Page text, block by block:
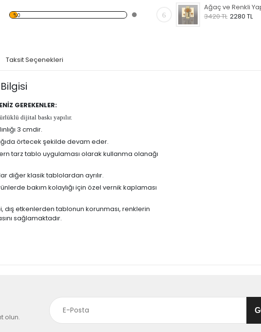
%0 6
3420 TL 2280 TL
Taksit Seçenekleri
GEREKENLER:
dijital baskı yapılır.
3 cmdir.
örtecek şekilde devam eder.
tarz tablo uygulaması olarak kullanma olanağı
diğer klasik tablolardan ayrılır.
bakım kolaylığı için özel vernik kaplaması
etkenlerden tablonun korunması, renklerin
sağlamaktadır.
olun.